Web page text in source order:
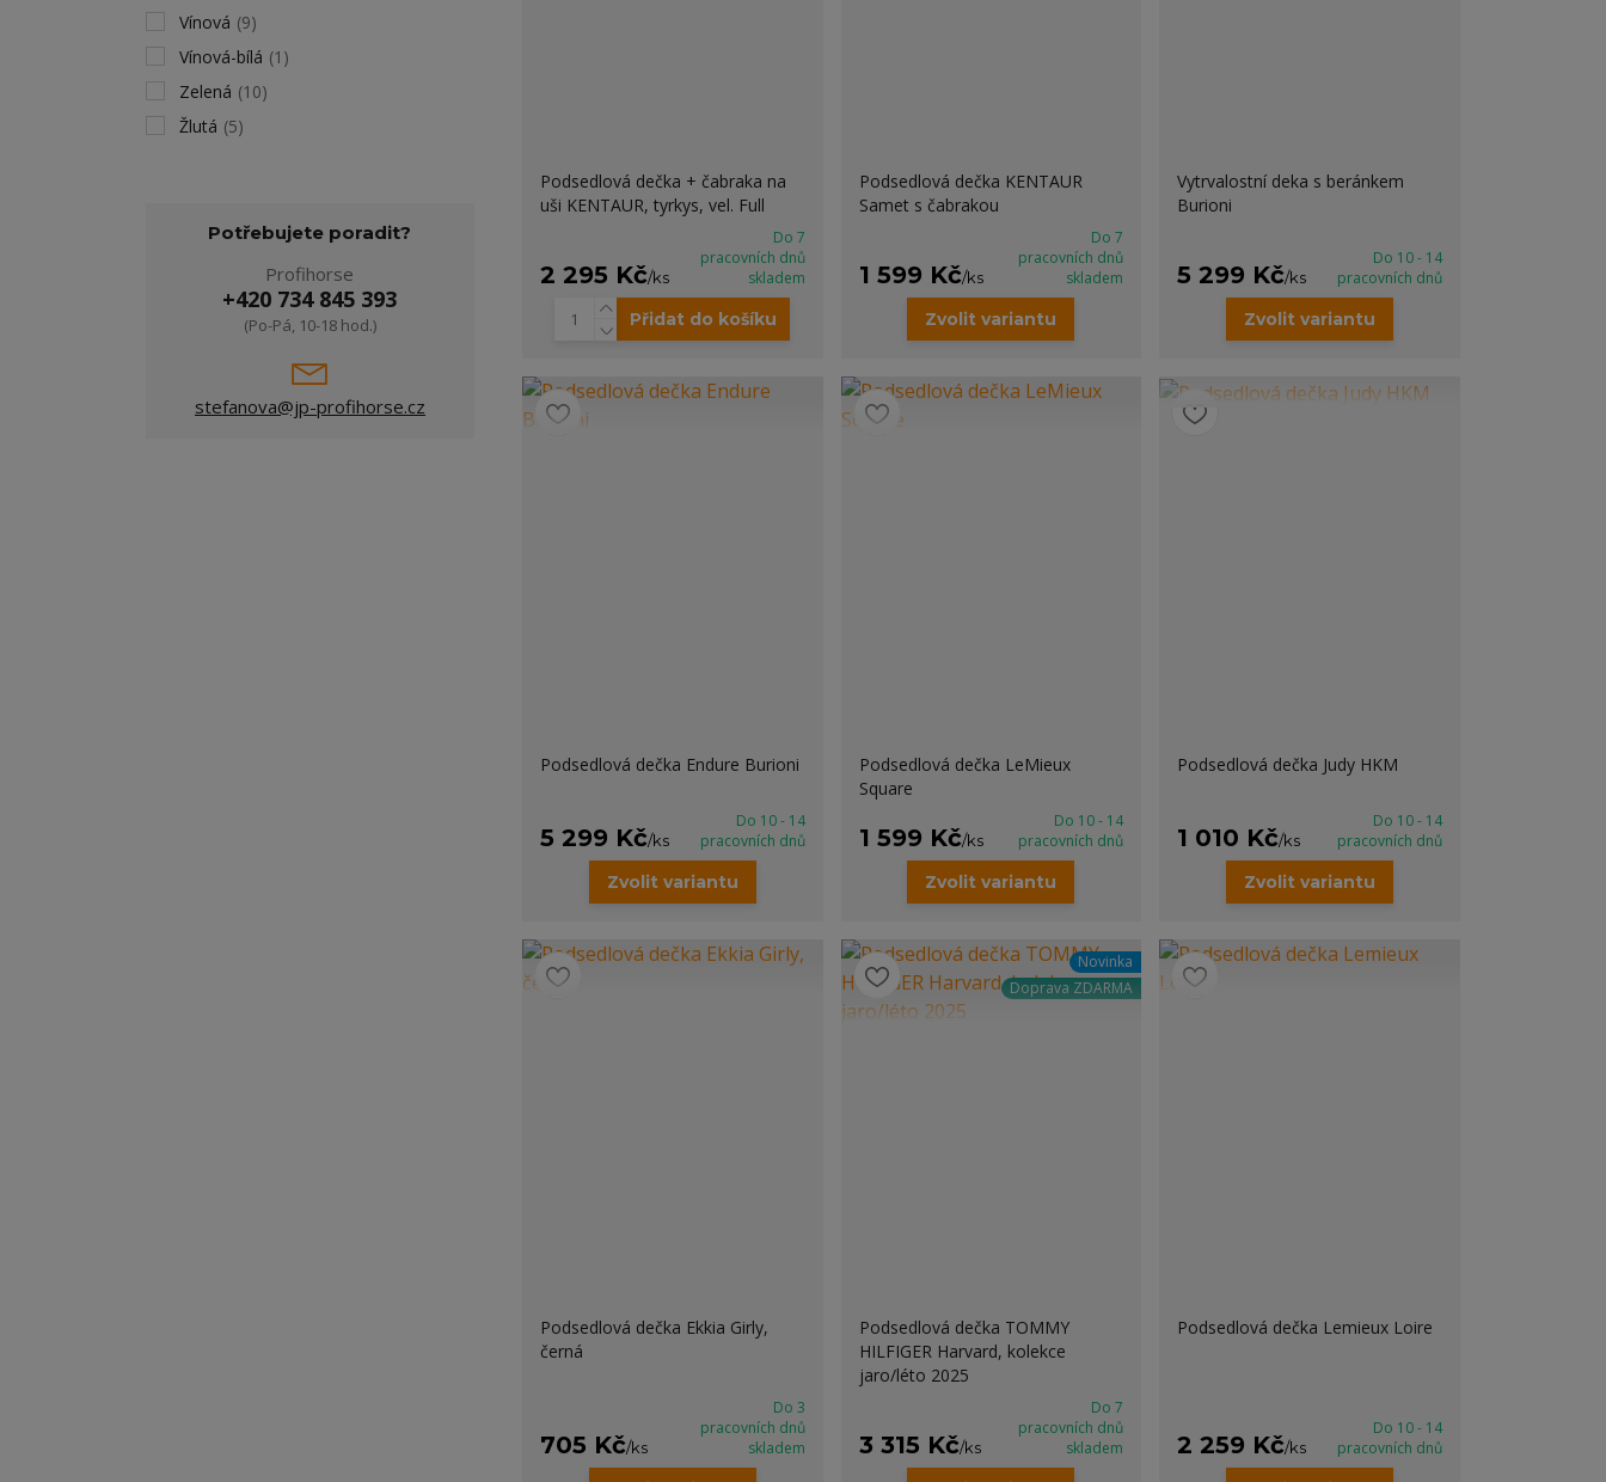
Podsedlová dečka + čabraka na
uši KENTAUR, tyrkys, vel. Full
2 295 Kč/ks
Do 7
pracovních dnů
skladem
Přidat do košíku
Podsedlová dečka KENTAUR
Samet s čabrakou
1 599 Kč/ks
Do 7
pracovních dnů
skladem
Zvolit variantu
Vytrvalostní deka s beránkem
Burioni
5 299 Kč/ks
Do 10 - 14
pracovních dnů
Zvolit variantu
Podsedlová dečka Endure Burioni
5 299 Kč/ks
Do 10 - 14
pracovních dnů
Zvolit variantu
Podsedlová dečka LeMieux
Square
1 599 Kč/ks
Do 10 - 14
pracovních dnů
Zvolit variantu
Podsedlová dečka Judy HKM
1 010 Kč/ks
Do 10 - 14
pracovních dnů
Zvolit variantu
Podsedlová dečka Ekkia Girly,
černá
705 Kč/ks
Do 3
pracovních dnů
skladem
Novinka
Doprava ZDARMA
Podsedlová dečka TOMMY
HILFIGER Harvard, kolekce
jaro/léto 2025
3 315 Kč/ks
Do 7
pracovních dnů
skladem
Podsedlová dečka Lemieux Loire
2 259 Kč/ks
Do 10 - 14
pracovních dnů
Vínová (9)
Vínová-bílá (1)
Zelená (10)
Žlutá (5)
Potřebujete poradit?
Profihorse
+420 734 845 393
(Po-Pá, 10-18 hod.)
stefanova@jp-profihorse.cz